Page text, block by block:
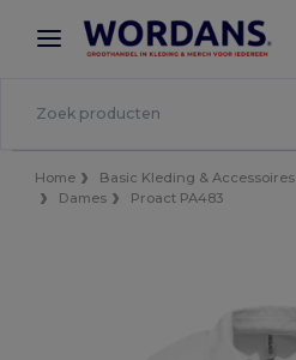
× Wordans-app
Betere prijzen in de app!
Home Basic Kleding & Accessoires
Dames
Proact PA483